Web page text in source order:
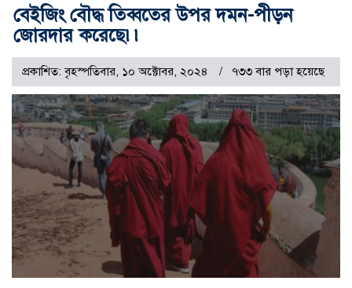
বেইজিং বৌদ্ধ তিব্বতের উপর দমন-পীড়ন
জোরদার করেছে৷৷
প্রকাশিত: বৃহস্পতিবার, ১০ অক্টোবর, ২০২৪ ৭৩৩ বার পড়া হয়েছে